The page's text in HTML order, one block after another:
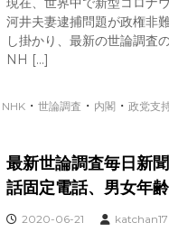
河井夫妻逮捕問題が政権非
し掛かり、最新の世論調査
NH […]
NHK ・ 世論調査 ・ 内閣 ・ 政党支
最新世論調査毎日新
話固定電話、男女年
2020-06-21 katchan17